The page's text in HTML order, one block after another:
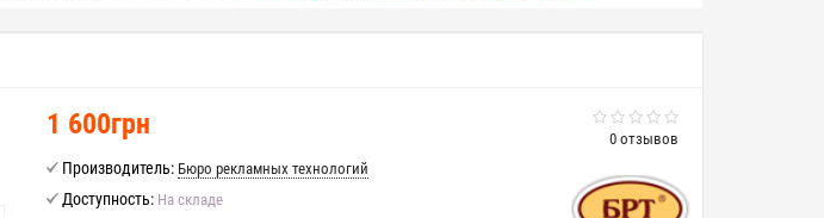
0 отзывов
1 600грн
Производитель: Бюро рекламных технологий
Доступность: На складе